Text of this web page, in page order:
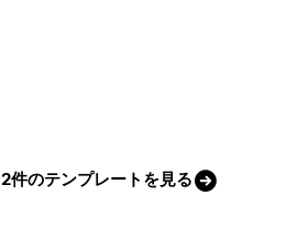
2件のテンプレートを見る